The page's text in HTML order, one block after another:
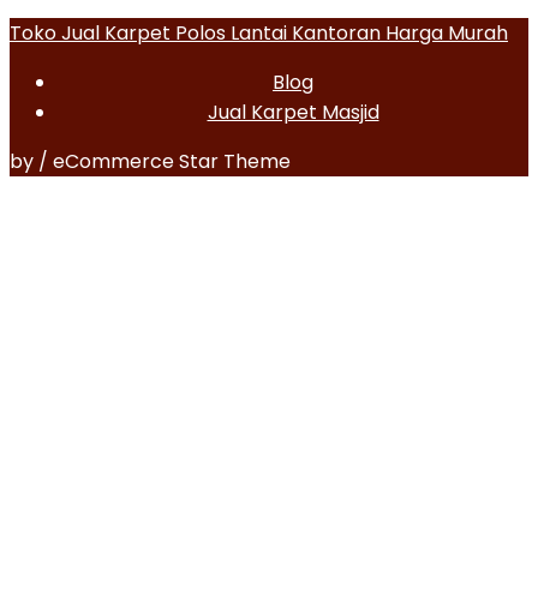
Toko Jual Karpet Polos Lantai Kantoran Harga Murah
Blog
Jual Karpet Masjid
by / eCommerce Star Theme